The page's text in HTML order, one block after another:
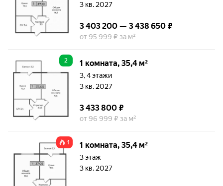
3 кв. 2027
3 403 200 — 3 438 650 ₽
от 95 999 ₽ за м²
2 1 комната, 35,4 м²
3, 4 этажи
3 кв. 2027
3 433 800 ₽
от 96 999 ₽ за м²
1 1 комната, 35,4 м²
3 этаж
3 кв. 2027